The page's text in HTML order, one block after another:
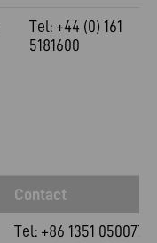
Tel: +44 (0) 161
5181600
Contact
Tel: +86 1351 0500773